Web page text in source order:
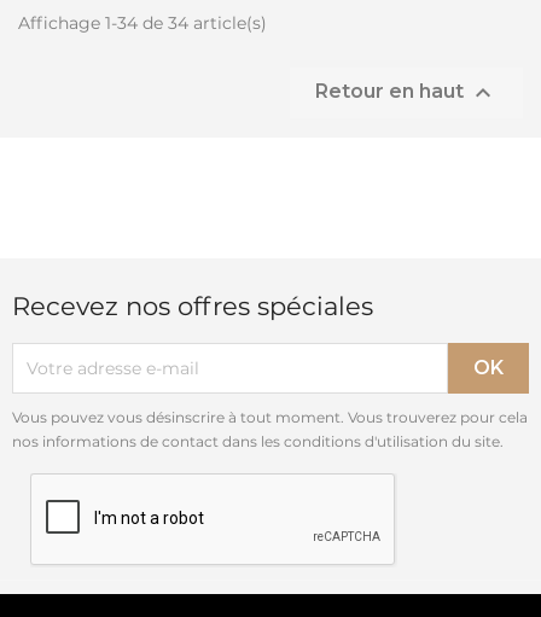
Affichage 1-34 de 34 article(s)
Retour en haut 
Recevez nos offres spéciales
Vous pouvez vous désinscrire à tout moment. Vous trouverez pour cela
nos informations de contact dans les conditions d'utilisation du site.